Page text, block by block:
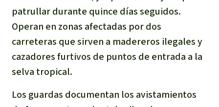
patrullar durante quince días seguidos.
Operan en zonas afectadas por dos
carreteras que sirven a madereros ilegales y
cazadores furtivos de puntos de entrada a la
selva tropical.
Los guardas documentan los avistamientos